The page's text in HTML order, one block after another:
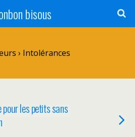
bisous
› Intolérances
les petits sans